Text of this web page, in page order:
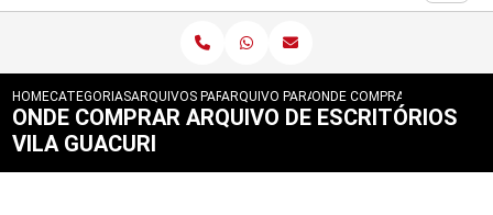
HOMECATEGORIASARQUIVOS PARA ESCRITORIOS
ARQUIVO PARA ESCRITORIO
ONDE COMPRAR ARQUIVO
ONDE COMPRAR ARQUIVO DE ESCRITÓRIOS
VILA GUACURI